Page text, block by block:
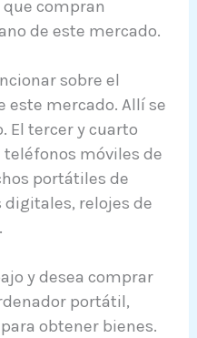
compran
de este mercado.
sobre el
este mercado. Allí se
El tercer y cuarto
teléfonos móviles de
portátiles de
relojes de
y desea comprar
portátil,
obtener bienes.